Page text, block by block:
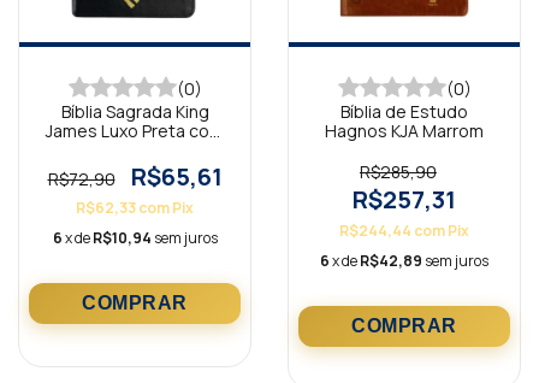
(0)
Bíblia Sagrada King
James Luxo Preta com
R$72,90
R$65,61
R$62,33comPix
6x deR$10,94 sem juros
(0)
Bíblia de Estudo
Hagnos KJA Marrom
R$285,90
R$257,31
R$244,44 comPix
6x deR$42,89 sem juros